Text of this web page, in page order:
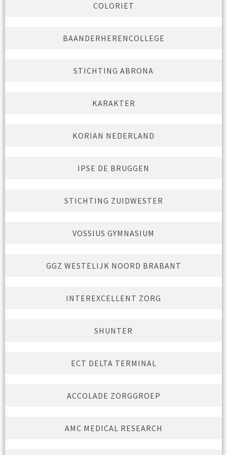
COLORIET
BAANDERHERENCOLLEGE
STICHTING ABRONA
KARAKTER
KORIAN NEDERLAND
IPSE DE BRUGGEN
STICHTING ZUIDWESTER
VOSSIUS GYMNASIUM
GGZ WESTELIJK NOORD BRABANT
INTEREXCELLENT ZORG
SHUNTER
ECT DELTA TERMINAL
ACCOLADE ZORGGROEP
AMC MEDICAL RESEARCH